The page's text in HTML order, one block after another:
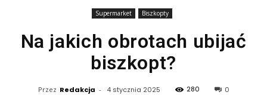
Supermarket Biszkopty
Na jakich obrotach ubijać
biszkopt?
Przez Redakcja - 4 stycznia 2025 280 0